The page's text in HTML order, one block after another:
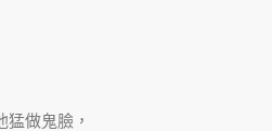
做鬼臉，